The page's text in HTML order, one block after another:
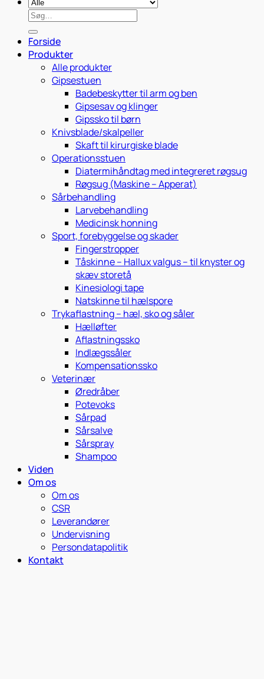
Søg
efter:
Forside
Produkter
Alle produkter
Gipsestuen
Badebeskytter til arm og ben
Gipsesav og klinger
Gipssko til børn
Knivsblade/skalpeller
Skaft til kirurgiske blade
Operationsstuen
Diatermihåndtag med integreret røgsug
Røgsug (Maskine – Apperat)
Sårbehandling
Larvebehandling
Medicinsk honning
Sport, forebyggelse og skader
Fingerstropper
Tåskinne – Hallux valgus – til knyster og
skæv storetå
Kinesiologi tape
Natskinne til hælspore
Trykaflastning – hæl, sko og såler
Hælløfter
Aflastningssko
Indlægssåler
Kompensationssko
Veterinær
Øredråber
Potevoks
Sårpad
Sårsalve
Sårspray
Shampoo
Viden
Om os
Om os
CSR
Leverandører
Undervisning
Persondatapolitik
Kontakt